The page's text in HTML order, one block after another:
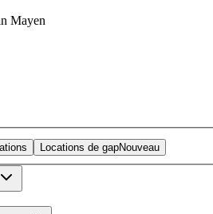
Mayen
Locations de gapNouveau